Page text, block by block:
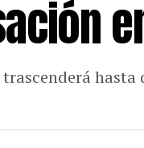
hasta